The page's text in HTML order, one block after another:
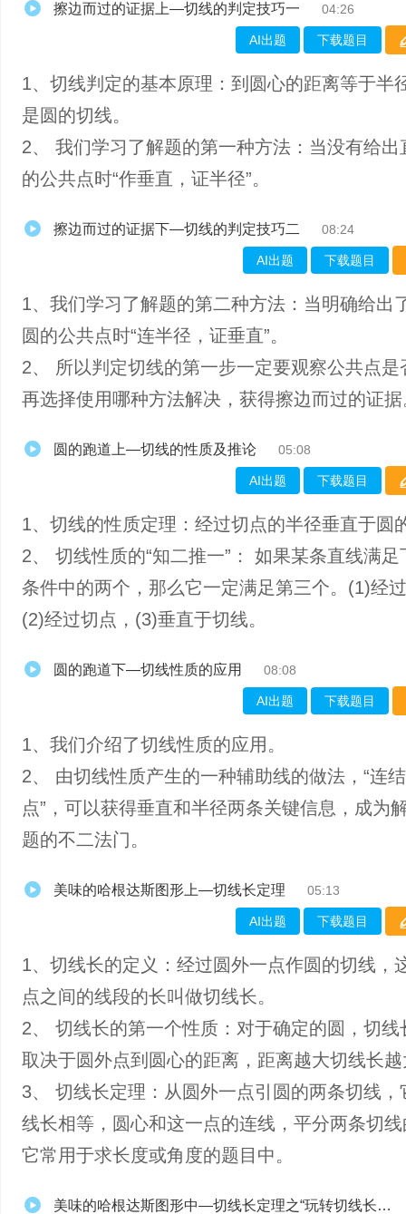
擦边而过的证据上—切线的判定技巧一 04:26
AI出题 下载题目
1、​切线判定的基本原理：到圆心的距离等于半
是圆的切线。
2、 我们学习了解题的第一种方法：当没有给出
的公共点时“作垂直，证半径”。
擦边而过的证据下—切线的判定技巧二 08:24
AI出题 下载题目
1、我们学习了解题的第二种方法：当明确给出
圆的公共点时“连半径，证垂直”。
2、 所以判定切线的第一步一定要观察公共点是
再选择使用哪种方法解决，获得擦边而过的证据
圆的跑道上—切线的性质及推论 05:08
AI出题 下载题目
1、切线的性质定理：经过切点的半径垂直于圆
2、 切线性质的“知二推一”： 如果某条直线满足
条件中的两个，那么它一定满足第三个。(1)经
(2)经过切点，(3)垂直于切线。
圆的跑道下—切线性质的应用 08:08
AI出题 下载题目
1、我们介绍了切线性质的应用。
2、 由切线性质产生的一种辅助线的做法，“连
点”，可以获得垂直和半径两条关键信息，成为
题的不二法门。
美味的哈根达斯图形上—切线长定理 05:13
AI出题 下载题目
1、​切线长的定义：经过圆外一点作圆的切线，
点之间的线段的长叫做切线长。
2、 切线长的第一个性质：对于确定的圆，切线
取决于圆外点到圆心的距离，距离越大切线长
3、 切线长定理：从圆外一点引圆的两条切线，
线长相等，圆心和这一点的连线，平分两条切
它常用于求长度或角度的题目中。
美味的哈根达斯图形中—切线长定理之“玩转切线长相等关系”